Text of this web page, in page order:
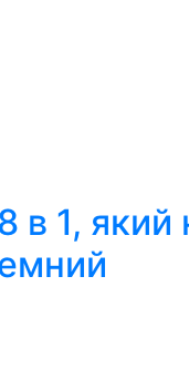
в 1, який